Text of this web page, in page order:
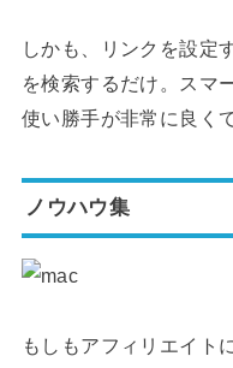
しかも、リンクを設定
を検索するだけ。スマ
使い勝手が非常に良く
ノウハウ集
もしもアフィリエイト